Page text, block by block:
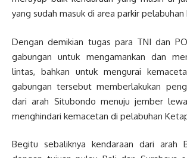
yang sudah masuk di area parkir
Dengan demikian tugas para TNI dan
gabungan untuk mengamankan dan
lintas, bahkan untuk mengurai
gabungan tersebut memberlakukan
dari arah Situbondo menuju jember
menghindari kemacetan di pelabuhan
Begitu sebaliknya kendaraan dari arah